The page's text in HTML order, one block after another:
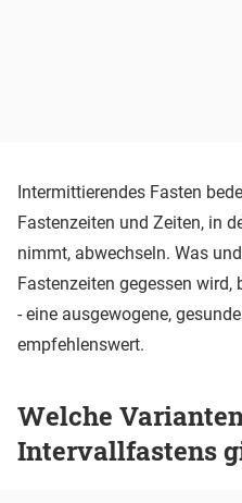
Intermittierendes Fasten
Fastenzeiten und Zeiten, in
nimmt, abwechseln. Was
Fastenzeiten gegessen
- eine ausgewogene,
empfehlenswert.
Welche
Intervallfastens